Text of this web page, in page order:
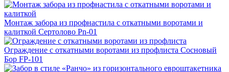
Монтаж забора из профнастила с откатными воротами и
калиткой Сертолово Pn-01
Ограждение с откатными воротами из профлиста Сосновый
Бор FP-101